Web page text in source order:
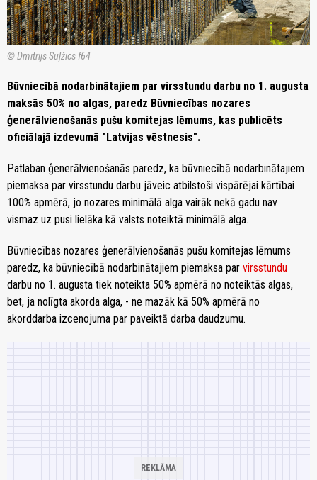
© Dmitrijs Suļžics f64
Būvniecībā nodarbinātajiem par virsstundu darbu no 1. augusta
maksās 50% no algas, paredz Būvniecības nozares
ģenerālvienošanās pušu komitejas lēmums, kas publicēts
oficiālajā izdevumā "Latvijas vēstnesis".
Patlaban ģenerālvienošanās paredz, ka būvniecībā nodarbinātajiem
piemaksa par virsstundu darbu jāveic atbilstoši vispārējai kārtībai
100% apmērā, jo nozares minimālā alga vairāk nekā gadu nav
vismaz uz pusi lielāka kā valsts noteiktā minimālā alga.
Būvniecības nozares ģenerālvienošanās pušu komitejas lēmums
paredz, ka būvniecībā nodarbinātajiem piemaksa par virsstundu
darbu no 1. augusta tiek noteikta 50% apmērā no noteiktās algas,
bet, ja nolīgta akorda alga, - ne mazāk kā 50% apmērā no
akorddarba izcenojuma par paveiktā darba daudzumu.